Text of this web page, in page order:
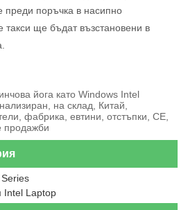
преди поръчка в насипно
ще бъдат възстановени в
йога като Windows Intel
на склад, Китай,
фабрика, евтини, отстъпки, CE,
продажби
Intel Laptop